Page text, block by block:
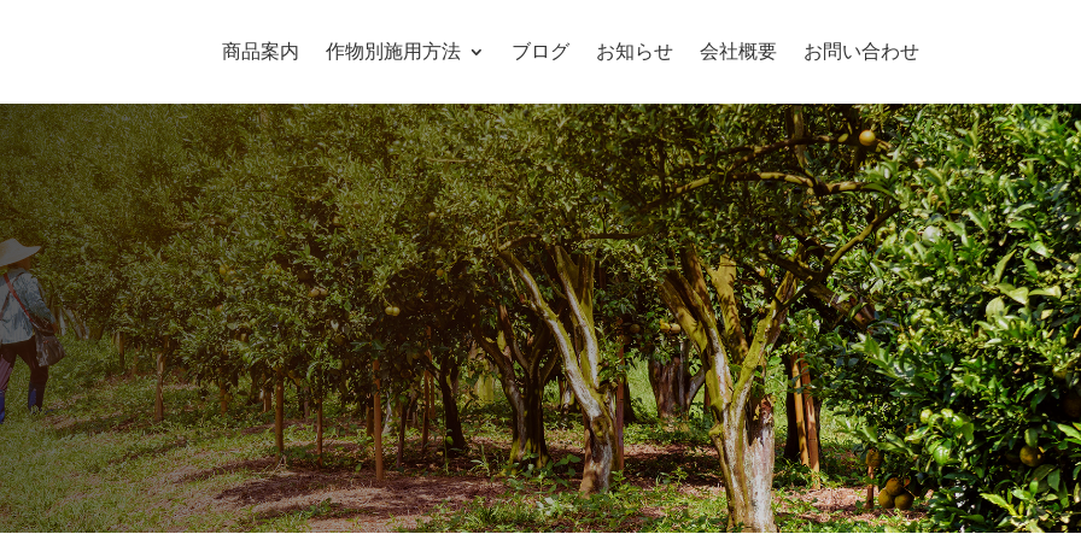
商品案内 作物別施用方法 ブログ お知らせ 会社概要 お問い合わせ